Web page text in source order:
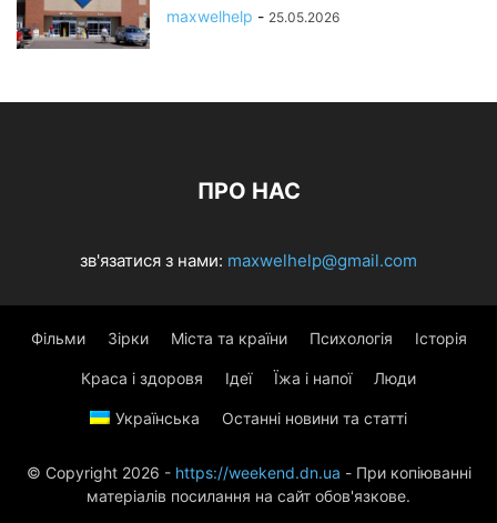
maxwelhelp - 25.05.2026
ПРО НАС
зв'язатися з нами: maxwelhelp@gmail.com
Фільми Зірки Міста та країни Психологія Історія
Краса і здоровя Ідеї Їжа і напої Люди
Українська Останні новини та статті
© Copyright 2026 - https://weekend.dn.ua - При копіюванні
матеріалів посилання на сайт обов'язкове.